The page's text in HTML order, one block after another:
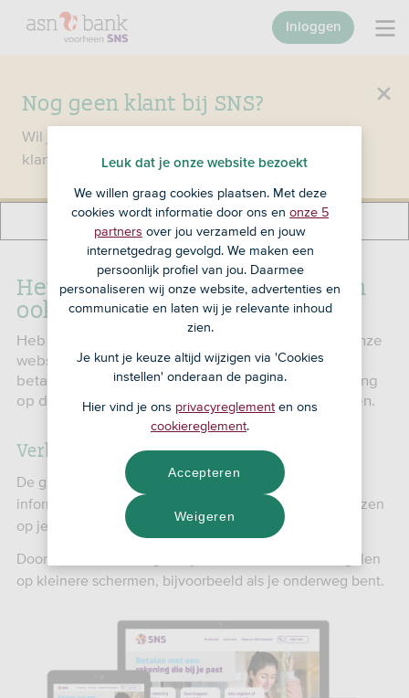
Nog geen klant bij SNS?
Wil je een product openen en ben je nog geen
klant bij SNS?Ga dan naar ASN Bank .
Inloggen
Het deel over betaalrekeningen
ook op nieuwe website
Heb je het al gezien? Alweer een groot deel van onze
website is vernieuwd. Bijna alle informatie over
betaalrekeningen staat nu in een nieuwe vormgeving
op deze website. En er zijn nog meer verbeteringen.
Verbeteringen snsbank.nl/betalen
De grootste verbetering op de website is dat je de
informatie over betaalrekeningen nu makkelijk kunt lezen
op je telefoon of tablet.
Door deze verbetering kun je steeds meer zaken regelen
op kleinere schermen, bijvoorbeeld als je onderweg bent.
Leuk dat je onze website bezoekt
We willen graag cookies plaatsen. Met deze
cookies wordt informatie door ons en onze 5
partners over jou verzameld en jouw
internetgedrag gevolgd. We maken een
persoonlijk profiel van jou. Daarmee
personaliseren wij onze website, advertenties en
communicatie en laten wij je relevante inhoud
zien.
Je kunt je keuze altijd wijzigen via 'Cookies
instellen' onderaan de pagina.
Hier vind je ons privacyreglement en ons
cookiereglement.
Weigeren
Accepteren